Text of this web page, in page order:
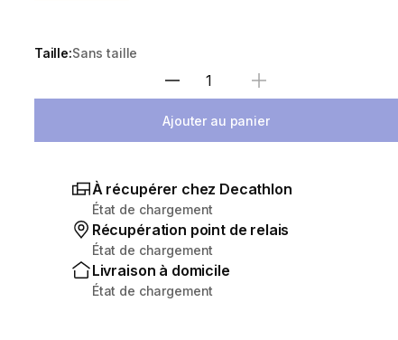
Taille:Sans taille
Sélectionnez la quantité
Ajouter au panier
À récupérer chez Decathlon
État de chargement
Récupération point de relais
État de chargement
Livraison à domicile
État de chargement